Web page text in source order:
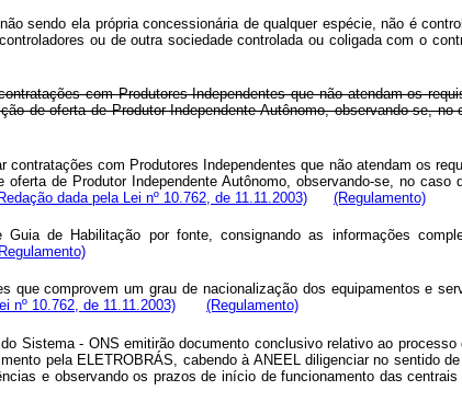
sendo ela própria concessionária de qualquer espécie, não é
controladores ou de outra sociedade controlada ou coligada
com Produtores Independentes que não atendam os
de oferta de Produtor Independente Autônomo, observando-se,
com Produtores Independentes que não atendam os
de Produtor Independente Autônomo, observando-se, no
dada pela Lei nº 10.762, de 11.11.2003) (Regulamento)
de Habilitação por fonte, consignando as informações
que comprovem um grau de nacionalização dos equipamentos e
nº 10.762, de 11.11.2003) (Regulamento)
Sistema - ONS emitirão documento conclusivo relativo ao
pela ELETROBRÁS, cabendo à ANEEL diligenciar no sentido
e observando os prazos de início de funcionamento